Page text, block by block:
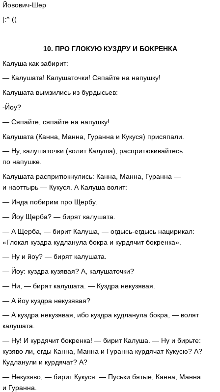
Йовович-Шер
|:^ ((
10. ПРО ГЛОКУЮ КУЗДРУ И БОКРЕНКА
Калуша как забирит:
— Калушата! Калушаточки! Сяпайте на напушку!
Калушата вымзились из бурдысьев:
-Йоу?
— Сяпайте, сяпайте на напушку!
Калушата (Канна, Манна, Гуранна и Кукуся) присяпали.
— Ну, калушаточки (волит Калуша), распритюкивайтесь
по напушке.
Калушата распритюкнулись: Канна, Манна, Гуранна —
и наоттырь — Кукуся. А Калуша волит:
— Инда побирим про Щербу.
— Йоу Щерба? — бирят калушата.
— А Щерба, — бирит Калуша, — огдысь-егдысь нацирикал:
«Глокая куздра кудланула бокра и курдячит бокренка».
— Ну и йоу? — бирят калушата.
— Йоу: куздра кузявая? А, калушаточки?
— Ни, — бирят калушата. — Куздра некузявая.
— А йоу куздра некузявая?
— А куздра некузявая, ибо куздра кудланула бокра, — волят
калушата.
— Ну! И курдячит бокренка! — бирит Калуша. — Ну и бирьте:
кузяво ли, егды Канна, Манна и Гуранна курдячат Кукусю? А?
Кудланули и курдячат? А?
— Некузяво, — бирит Кукуся. — Пуськи бятые, Канна, Манна
и Гуранна.